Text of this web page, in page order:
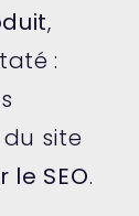
,
:
site
SEO.